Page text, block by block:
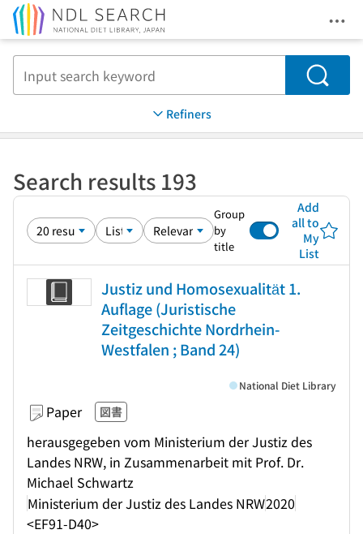
Search
Refiners
Search results 193
Group
by
title
Add
all to
My
List
Justiz und Homosexualität 1.
Auflage (Juristische
Zeitgeschichte Nordrhein-
Westfalen ; Band 24)
Paper 図書
herausgegeben vom Ministerium der Justiz des
Landes NRW, in Zusammenarbeit mit Prof. Dr.
Michael Schwartz
Ministerium der Justiz des Landes NRW2020
<EF91-D40>
National Diet Library